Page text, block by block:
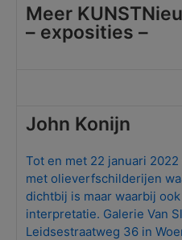
Meer
– exposities –
John Konijn
Tot en met 22 januari
met olieverfschilderijen
dichtbij is maar waarbij
interpretatie. Galerie Van
Leidsestraatweg 36 in